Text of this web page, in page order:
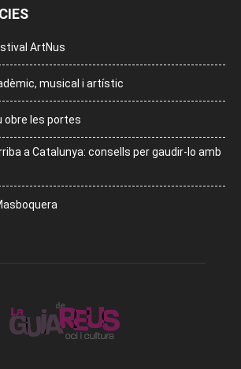
ArtNus
musical i artístic
obre les portes
a Catalunya: consells per gaudir-lo amb